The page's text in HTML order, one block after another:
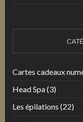
Cartes cadeaux
Head Spa(3)
Les épilations (22)